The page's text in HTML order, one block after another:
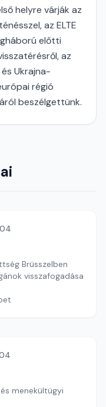
helyre várják az
az ELTE
előtti
az
Ukrajna-
régió
beszélgettünk.
Brüsszelben
visszafogadása
menekültügyi